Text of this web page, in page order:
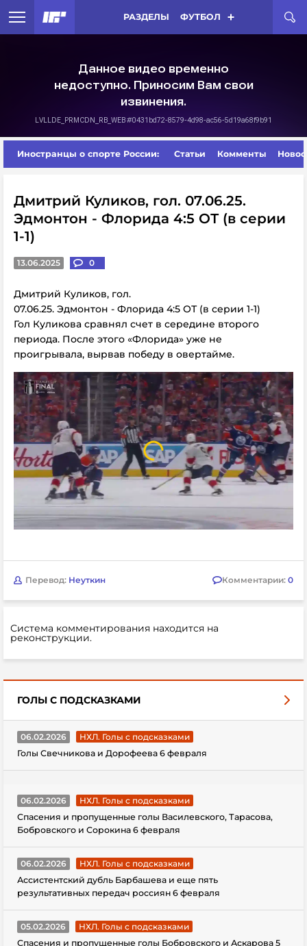
РАЗДЕЛЫ ФУТБОЛ
Иностранцы о спорте России: Статьи Комменты
Дмитрий Куликов, гол. 07.06.25.
Эдмонтон - Флорида 4:5 ОТ (в серии
1-1)
13.06.2025 0
Дмитрий Куликов, гол.
07.06.25. Эдмонтон - Флорида 4:5 ОТ (в серии 1-1)
Гол Куликова сравнял счет в середине второго
периода. После этого «Флорида» уже не
проигрывала, вырвав победу в овертайме.
Перевод: Неуткин Комментарии: 0
Система комментирования находится на
реконструкции.
ГОЛЫ С ПОДСКАЗКАМИ
06.02.2026
НХЛ. Голы с подсказками
Голы Свечникова и Дорофеева 6 февраля
06.02.2026
НХЛ. Голы с подсказками
Спасения и пропущенные голы Василевского, Тарасова,
Бобровского и Сорокина 6 февраля
06.02.2026
НХЛ. Голы с подсказками
Ассистентский дубль Барбашева и еще пять
результативных передач россиян 6 февраля
05.02.2026
НХЛ. Голы с подсказками
Спасения и пропущенные голы Бобровского и Аскарова 5